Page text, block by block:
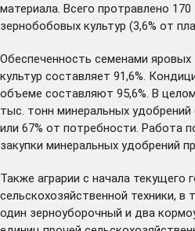
материала. Всего протравлено
зернобобовых культур (3,6% от
Обеспеченность семенами
культур составляет 91,6%.
объеме составляют 95,6%. В
тыс. тонн минеральных
или 67% от потребности. Работа
закупки минеральных удобрений
Также аграрии с начала текущего
сельскохозяйственной техники, в
один зерноуборочный и два